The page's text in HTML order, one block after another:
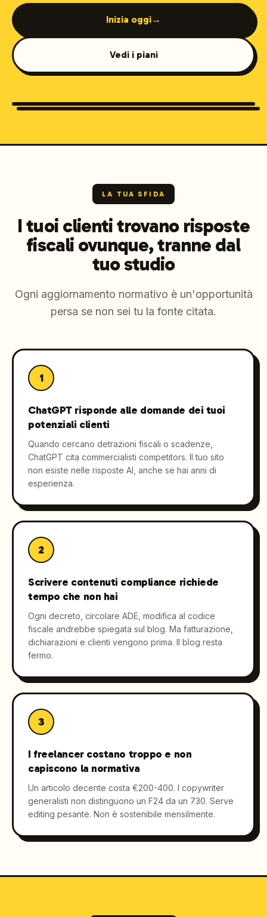
Inizia oggi→
Vedi i piani
Accountants & Bookkeepers
LA TUA SFIDA
I tuoi clienti trovano risposte
fiscali ovunque, tranne dal
tuo studio
Ogni aggiornamento normativo è un'opportunità
persa se non sei tu la fonte citata.
1
ChatGPT risponde alle domande dei tuoi
potenziali clienti
Quando cercano detrazioni fiscali o scadenze,
ChatGPT cita commercialisti competitors. Il tuo sito
non esiste nelle risposte AI, anche se hai anni di
esperienza.
2
Scrivere contenuti compliance richiede
tempo che non hai
Ogni decreto, circolare ADE, modifica al codice
fiscale andrebbe spiegata sul blog. Ma fatturazione,
dichiarazioni e clienti vengono prima. Il blog resta
fermo.
3
I freelancer costano troppo e non
capiscono la normativa
Un articolo decente costa €200-400. I copywriter
generalisti non distinguono un F24 da un 730. Serve
editing pesante. Non è sostenibile mensilmente.